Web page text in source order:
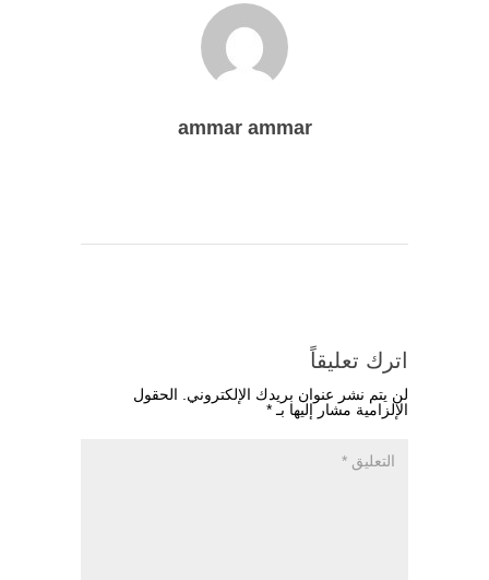
ammar ammar
اترك تعليقاً
لن يتم نشر عنوان بريدك الإلكتروني.
الحقول
الإلزامية مشار إليها بـ *